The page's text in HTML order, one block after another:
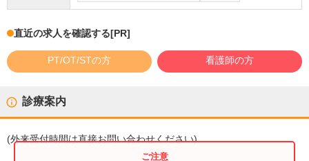
直近の求人を確認する[PR]
PT/OT/STの方 看護師の方
診療案内
(外来受付時間は直接お問い合わせください)